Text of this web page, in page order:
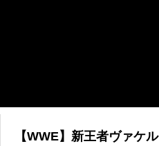
【WWE】新王者ヴァケ